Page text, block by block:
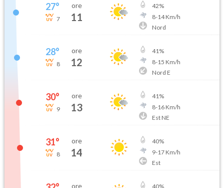
27°
7
ore
11
42%
8-14Km/h
Nord
28°
8
ore
12
41%
8-15 Km/h
Nord E
30°
9
ore
13
41%
8-16Km/h
Est NE
31°
8
ore
14
40%
9-17Km/h
Est
ore 40%